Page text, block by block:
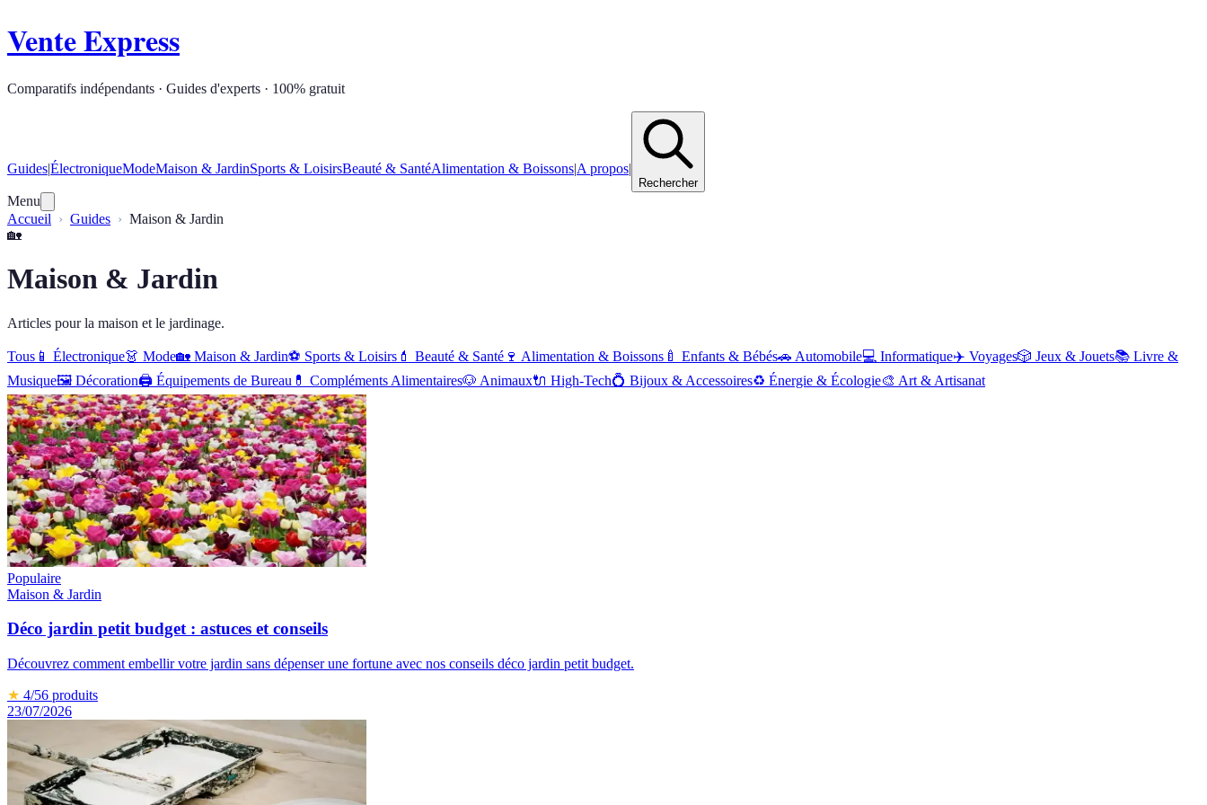
Vente Express
Comparatifs indépendants · Guides d'experts · 100% gratuit
Guides|ÉlectroniqueModeMaison & JardinSports & LoisirsBeauté & SantéAlimentation & Boissons|A propos|
Rechercher
Menu
Accueil
Guides
Maison & Jardin
🏡
Maison & Jardin
Articles pour la maison et le jardinage.
Tous 📱 Électronique👗 Mode🏡 Maison & Jardin⚽ Sports & Loisirs 💄 Beauté & Santé 🍷 Alimentation & Boissons 🍼 Enfants & Bébés🚗 Automobile💻 Informatique✈️ Voyages🎲 Jeux & Jouets📚 Livre &
Musique🖼️ Décoration🖨️ Équipements de Bureau 💊 Compléments Alimentaires🐶 Animaux🔌 High-Tech💍 Bijoux & Accessoires♻️ Énergie & Écologie🎨 Art & Artisanat
Populaire
Maison & Jardin
Déco jardin petit budget : astuces et conseils
Découvrez comment embellir votre jardin sans dépenser une fortune avec nos conseils déco jardin petit budget.
★ 4/56 produits
23/07/2026